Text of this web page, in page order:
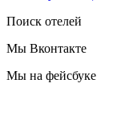
Поиск отелей
Мы Вконтакте
Мы на фейсбуке